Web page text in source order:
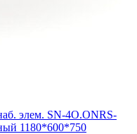
элем. SN-4O.ONRS-
1180*600*750